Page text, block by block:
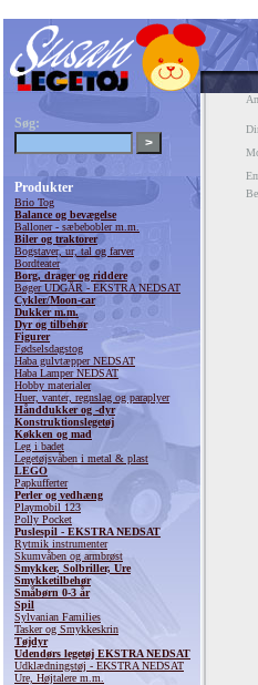
Søg:
Produkter
Brio Tog
Balance og bevægelse
Balloner - sæbebobler m.m.
Biler og traktorer
Bogstaver, ur, tal og farver
Bordteater
Borg, drager og riddere
Bøger UDGÅR - EKSTRA NEDSAT
Cykler/Moon-car
Dukker m.m.
Dyr og tilbehør
Figurer
Fødselsdagstog
Haba gulvtæpper NEDSAT
Haba Lamper NEDSAT
Hobby materialer
Huer, vanter, regnslag og paraplyer
Hånddukker og -dyr
Konstruktionslegetøj
Køkken og mad
Leg i badet
Legetøjsvåben i metal & plast
LEGO
Papkufferter
Perler og vedhæng
Playmobil 123
Polly Pocket
Puslespil - EKSTRA NEDSAT
Rytmik instrumenter
Skumvåben og armbrøst
Smykker, Solbriller, Ure
Smykketilbehør
Småbørn 0-3 år
Spil
Sylvanian Families
Tasker og Smykkeskrin
Tøjdyr
Udendørs legetøj EKSTRA NEDSAT
Udklædningstøj - EKSTRA NEDSAT
Ure, Højtalere m.m.